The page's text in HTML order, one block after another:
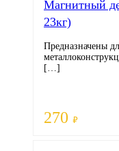
Магнитный
23кг)
270 ₽
Предназначены
[…]